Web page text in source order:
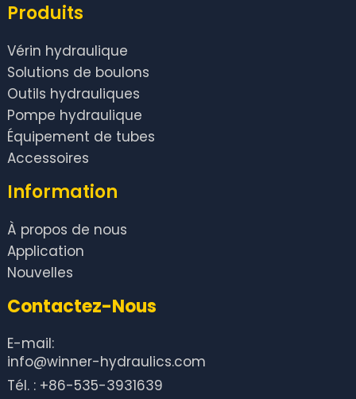
Produits
Vérin hydraulique
Solutions de boulons
Outils hydrauliques
Pompe hydraulique
Équipement de tubes
Accessoires
Information
À propos de nous
Application
Nouvelles
Contactez-Nous
E-mail:
info@winner-hydraulics.com
Tél. : +86-535-3931639